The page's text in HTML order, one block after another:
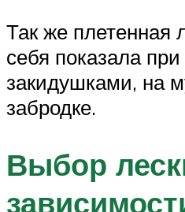
Так же плетенная
себя показала
закидушками, на
забродке.
Выбор